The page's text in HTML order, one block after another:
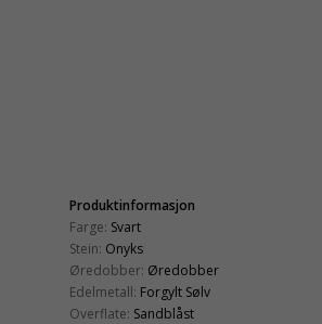
Produktinformasjon
Farge: Svart
Stein: Onyks
Øredobber: Øredobber
Edelmetall: Forgylt Sølv
Overflate: Sandblåst